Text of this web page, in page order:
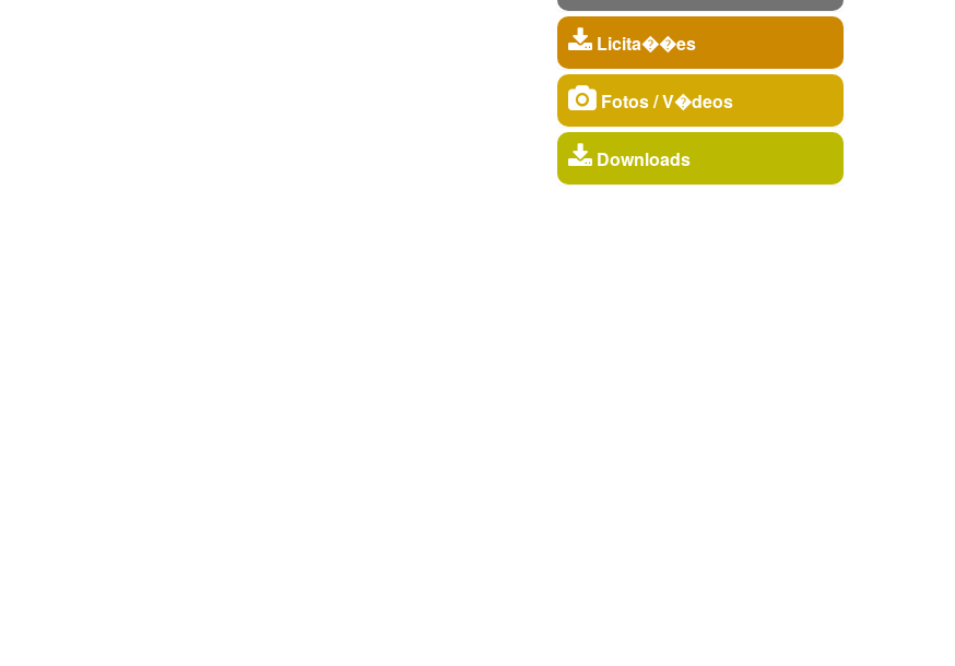
Licita��es
Fotos / V�deos
Downloads